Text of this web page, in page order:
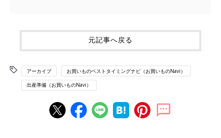
元記事へ戻る
アーカイブ お買いものベストタイミングナビ（お買いものNavi）
出産準備（お買いものNavi）